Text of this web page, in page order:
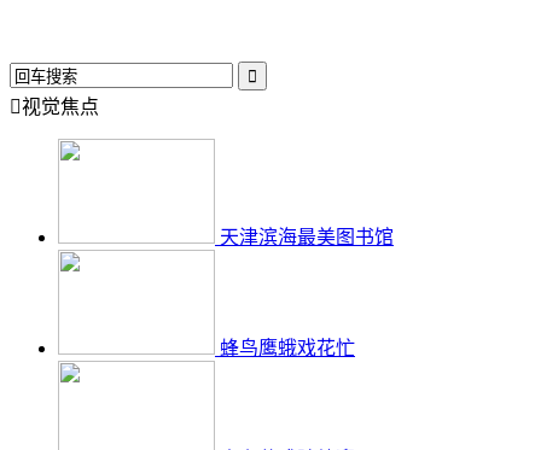

视觉焦点
天津滨海最美图书馆
蜂鸟鹰蛾戏花忙